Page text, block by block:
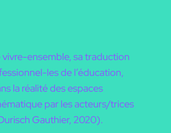
ensemble, sa traduction
les de l’éducation,
la réalité des espaces
par les acteurs/trices
Gauthier, 2020).